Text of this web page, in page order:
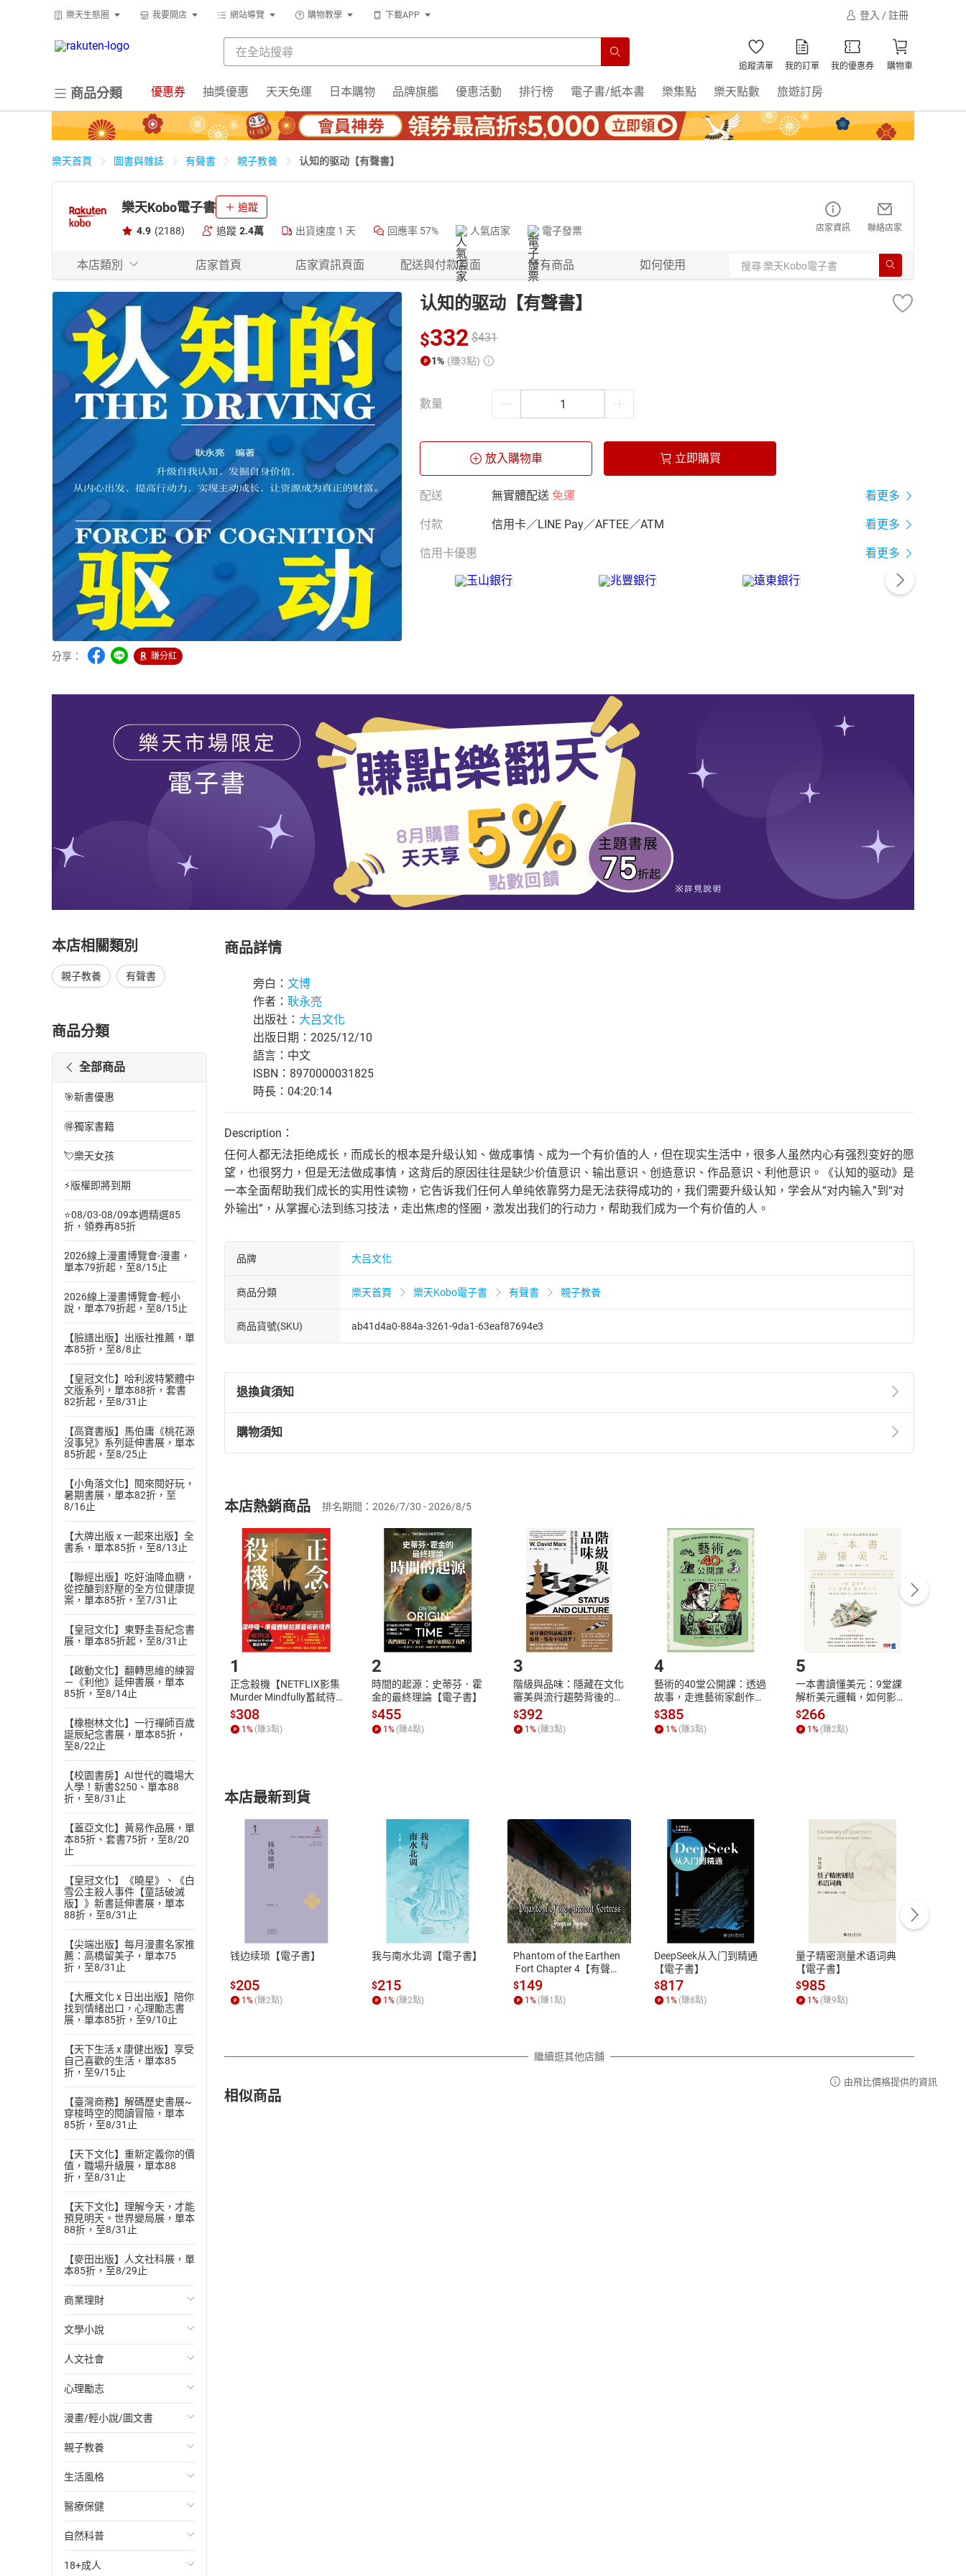
樂天生態圈 我要開店 網站導覽 購物教學 下載APP 登入 / 註冊
追蹤清單 我的訂單 我的優惠券 購物車
商品分類 優惠券 抽獎優惠 天天免運 日本購物 品牌旗艦 優惠活動 排行榜 電子書/紙本書 樂集點 樂天點數 旅遊訂房
樂天首頁 圖書與雜誌 有聲書 親子教養 认知的驱动【有聲書】
樂天Kobo電子書 追蹤
4.9 (2188) 追蹤 2.4萬 出貨速度 1 天 回應率 57% 人氣店家 電子發票 店家資訊 聯絡店家
本店類別 店家首頁 店家資訊頁面 配送與付款頁面 所有商品 如何使用
分享： 賺分紅
认知的驱动【有聲書】
$332 $431
1% (賺3點)
數量
放入購物車 立即購買
配送 無實體配送 免運 看更多
付款 信用卡／LINE Pay／AFTEE／ATM 看更多
信用卡優惠 看更多
本店相關類別
親子教養 有聲書
商品分類
全部商品
🎯新書優惠
🉐獨家書籍
💘樂天女孩
⚡版權即將到期
⭐08/03-08/09本週精選85
折，領券再85折
2026線上漫畫博覽會-漫畫，
單本79折起，至8/15止
2026線上漫畫博覽會-輕小
說，單本79折起，至8/15止
【臉譜出版】出版社推薦，單
本85折，至8/8止
【皇冠文化】哈利波特繁體中
文版系列，單本88折，套書
82折起，至8/31止
【高寶書版】馬伯庸《桃花源
沒事兒》系列延伸書展，單本
85折起，至8/25止
【小角落文化】閱來閱好玩，
暑期書展，單本82折，至
8/16止
【大牌出版 x 一起來出版】全
書系，單本85折，至8/13止
【聯經出版】吃好油降血糖，
從控醣到舒壓的全方位健康提
案，單本85折，至7/31止
【皇冠文化】東野圭吾紀念書
展，單本85折起，至8/31止
【啟動文化】翻轉思維的練習
－《利他》延伸書展，單本
85折，至8/14止
【橡樹林文化】一行禪師百歲
誕辰紀念書展，單本85折，
至8/22止
【校園書房】AI世代的職場大
人學！新書$250、單本88
折，至8/31止
【蓋亞文化】黃易作品展，單
本85折、套書75折，至8/20
止
【皇冠文化】《曉星》、《白
雪公主殺人事件【童話破滅
版】》新書延伸書展，單本
88折，至8/31止
【尖端出版】每月漫畫名家推
薦：高橋留美子，單本75
折，至8/31止
【大雁文化 x 日出出版】陪你
找到情緒出口，心理勵志書
展，單本85折，至9/10止
【天下生活 x 康健出版】享受
自己喜歡的生活，單本85
折，至9/15止
【臺灣商務】解碼歷史書展~
穿梭時空的閱讀冒險，單本
85折，至8/31止
【天下文化】重新定義你的價
值，職場升級展，單本88
折，至8/31止
【天下文化】理解今天，才能
預見明天。世界變局展，單本
88折，至8/31止
【麥田出版】人文社科展，單
本85折，至8/29止
商業理財
投資理財
經濟/趨勢
財務/金融
管理/領導
職場工作術
成功法
行銷/廣告
傳記
商務/商學
文學小說
歐美文學
日本文學
韓國文學
華文文學
經典文學
成長/家庭生活小說
懸疑/推理小說
科幻/奇幻小說
人文社會
國際關係
政治
社會科學
台灣/中國歷史
日/韓歷史
其他歷史/史學
法律
心理勵志
心靈成長/情緒
人際關係
兩性關係
心理學
漫畫/輕小說/圖文書
輕小說
奇幻/科幻
愛情故事
職場/社會寫實
懸疑/推理
親子教養
教育現場
兒童文學/故事
兒童科普/學習
育兒百科
生活風格
飲食/食譜
健身/美顏
運動/遊戲
醫療保健
健康/養生
常見疾病
自然科普
生物科學
18+成人
商品詳情
旁白： 文博
作者： 耿永亮
出版社： 大吕文化
出版日期：2025/12/10
語言：中文
ISBN：8970000031825
時長：04:20:14
Description：
任何人都无法拒绝成长，而成长的根本是升级认知、做成事情、成为一个有价值的人，但在现实生活中，很多人虽然内心有强烈变好的愿
望，也很努力，但是无法做成事情，这背后的原因往往是缺少价值意识、输出意识、创造意识、作品意识、利他意识。《认知的驱动》是
一本全面帮助我们成长的实用性读物，它告诉我们任何人单纯依靠努力是无法获得成功的，我们需要升级认知，学会从“对内输入”到“对
外输出”，从掌握心法到练习技法，走出焦虑的怪圈，激发出我们的行动力，帮助我们成为一个有价值的人。
品牌 大吕文化
商品分類 樂天首頁 樂天Kobo電子書 有聲書 親子教養
商品貨號(SKU) ab41d4a0-884a-3261-9da1-63eaf87694e3
退換貨須知
退換貨規定：
(一)依消費者保護法第19條第1項後段暨通訊交易解除權合理例外情事適用準則第2條第5款之規定，「非以有形媒介提供之數位
(二)消費者訂購本店鋪之商品即代表知悉本店鋪所銷售之商品為電子書，屬非以有形媒介提供之數位內容，消費者同意若訂購後
且已下載/存取電子書，不得請求退貨退款。
退貨方式：您欲取消訂單或辦理退貨時，請登入樂天市場，並於「我的訂單」中點選「瀏覽訂單明細」
「申請取消訂單/ 退
貨」，本店鋪將依您的申請進行審核，待審核通過後將為您辦理退款事宜。
請注意，樂天市場須以整筆訂單為單位進行取消/退貨，恕無法以單支商品取消/退貨。
購物須知
挑選商品
Choose
放入購物車
Shopping cart
登入帳號
Login
付款方式
Payment
完成訂單
Complete
購書後，如何開始使用？
Step1.選擇閱讀載具 Step2.登入帳號，下載書籍後看書
付款方式
ATM轉帳、信用卡、LINE PAY、AFTEE
退換貨規範
本店是否提供消費者保護法七日猶豫期
之權利，遽消費者保護法及通訊交易解
除權合理例外情事適用準則，依商品性
質各有不同規定。詳細退換貨說明請參
照各商品說明。
客服資訊
服務時間：週一到週五 10:00-12:00、
13:00-17:00 (國定假日及例假日休息)
客服電話：0080-1857077
本店熱銷商品 排名期間：2026/7/30 - 2026/8/5
1
正念殺機【NETFLIX影集
Murder Mindfully蓄弒待
發】【電子書】
$308
1% (賺3點)
2
時間的起源：史蒂芬．霍
金的最終理論【電子書】
$455
1% (賺4點)
3
階級與品味：隱藏在文化
審美與流行趨勢背後的地
位渴望【電子書】
$392
1% (賺3點)
4
藝術的40堂公開課：透過
故事，走進藝術家創作現
場，看藝術如何誕生、如
何形塑人類生活【電子
書】
$385
1% (賺3點)
5
一本書讀懂美元：9堂課
解析美元邏輯，如何影響
全球經濟和每個人的投資
【電子書】
$266
1% (賺2點)
本店最新到貨
钱边续琐【電子書】
$205
1 % (賺2點)
我与南水北调【電子書】
$215
1 % (賺2點)
Phantom of the Earthen
Fort Chapter 4【有聲
書】
$149
1 % (賺1 點)
DeepSeek从入门到精通
【電子書】
$817
1% (賺8點)
量子精密测量术语词典
【電子書】
$985
1% (賺9點)
繼續逛其他店舖
相似商品
由飛比價格提供的資訊